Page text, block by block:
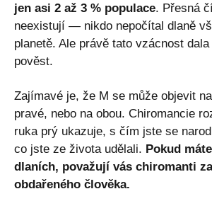
jen asi 2 až 3 % populace. Přesná
neexistují — nikdo nepočítal dlaně
planetě. Ale právě tato vzácnost
pověst.
Zajímavé je, že M se může objevit
pravé, nebo na obou. Chiromancie
ruka prý ukazuje, s čím jste se
co jste ze života udělali. Pokud
dlaních, považují vás chiromanti
obdařeného člověka.